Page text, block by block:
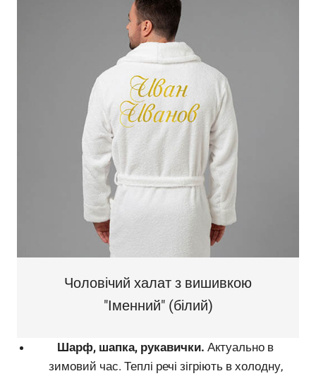
Чоловічий халат з вишивкою
"Іменний" (білий)
Шарф, шапка, рукавички. Актуально в
зимовий час. Теплі речі зігріють в холодну,